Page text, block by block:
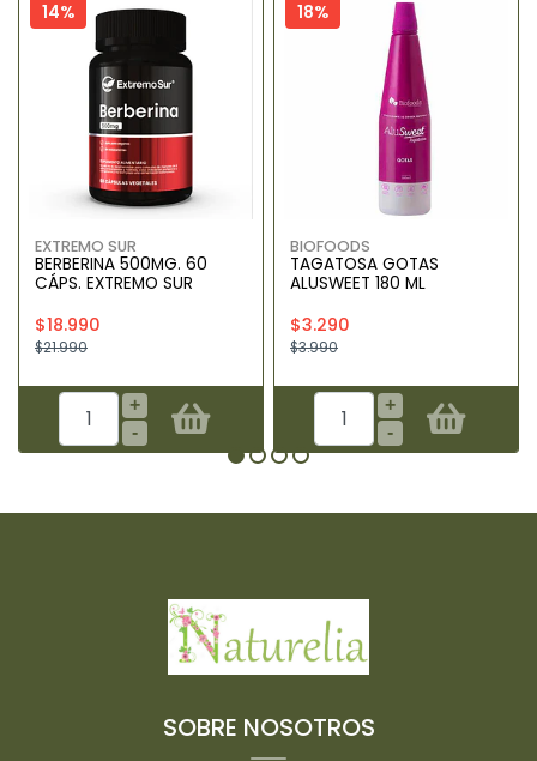
14%
EXTREMO SUR
BERBERINA 500MG. 60
CÁPS. EXTREMO SUR
$18.990
$21.990
+
-
18%
BIOFOODS
TAGATOSA GOTAS
ALUSWEET 180 ML
$3.290
$3.990
+
-
SOBRE NOSOTROS